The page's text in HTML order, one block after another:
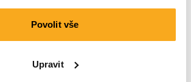
Povolit vše
Upravit